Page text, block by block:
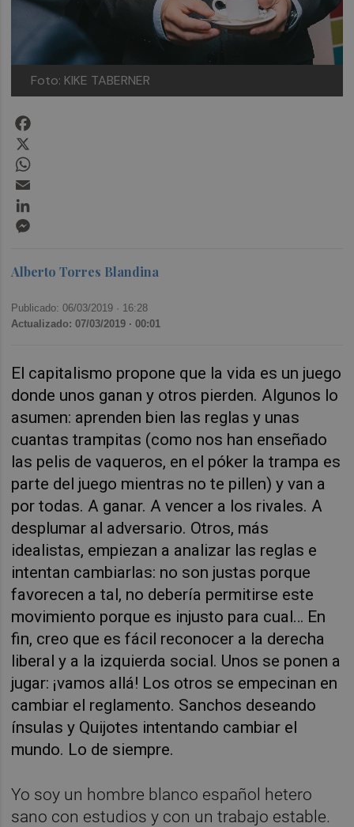
Foto: KIKE TABERNER
Alberto Torres Blandina
Publicado: 06/03/2019 · 16:28
Actualizado: 07/03/2019 · 00:01
El capitalismo propone que la vida es un juego
donde unos ganan y otros pierden. Algunos lo
asumen: aprenden bien las reglas y unas
cuantas trampitas (como nos han enseñado
las pelis de vaqueros, en el póker la trampa es
parte del juego mientras no te pillen) y van a
por todas. A ganar. A vencer a los rivales. A
desplumar al adversario. Otros, más
idealistas, empiezan a analizar las reglas e
intentan cambiarlas: no son justas porque
favorecen a tal, no debería permitirse este
movimiento porque es injusto para cual… En
fin, creo que es fácil reconocer a la derecha
liberal y a la izquierda social. Unos se ponen a
jugar: ¡vamos allá! Los otros se empecinan en
cambiar el reglamento. Sanchos deseando
ínsulas y Quijotes intentando cambiar el
mundo. Lo de siempre.
Yo soy un hombre blanco español hetero
sano con estudios y con un trabajo estable.